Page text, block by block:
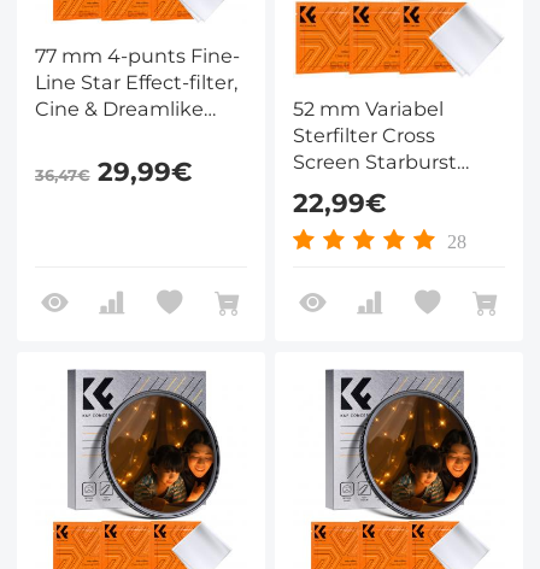
77 mm 4-punts Fine-
Line Star Effect-filter,
Cine & Dreamlike
gecoat optisch glas
met 3
36,47€29,99€
52 mm Variabel
Sterfilter Cross
Screen Starburst
Filter met 18 Laags
Coating Ultraslank
Optisch Glas
Serie
22,99€
28